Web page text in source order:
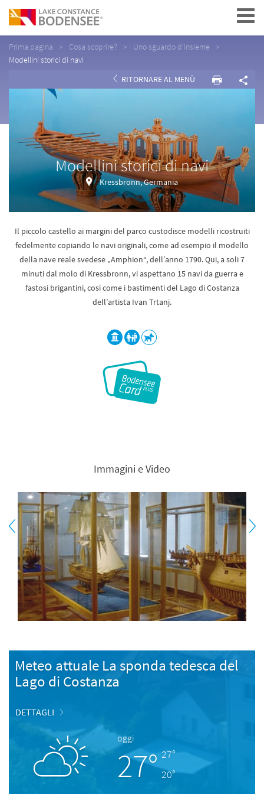
Navigation
Prima pagina Cosa scoprire?
Uno sguardo d'insieme
Modellini storici di navi
RITORNARE AL MENÙ
Modellini storici di navi
Kressbronn, Germania
Il piccolo castello ai margini del parco custodisce modelli ricostruiti
fedelmente copiando le navi originali, come ad esempio il modello
della nave reale svedese „Amphion“, dell’anno 1790. Qui, a soli 7
minuti dal molo di Kressbronn, vi aspettano 15 navi da guerra e
fastosi brigantini, così come i bastimenti del Lago di Costanza
dell’artista Ivan Trtanj.
Immagini e Video
Meteo attuale La sponda tedesca del
Lago di Costanza
DETTAGLI
oggi
27° 27°
20°